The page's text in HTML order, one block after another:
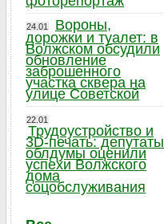
24.01
Вороны,
дорожки и туалет: в
Волжском обсудили
обновление
заброшенного
участка сквера на
улице Советской
22.01
Трудоустройство и
3D-печать: депутаты
облдумы оценили
успехи Волжского
дома
соцобслуживания